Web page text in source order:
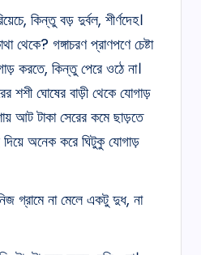
কিন্তু বড় দুর্বল, শীর্ণদেহ।
থেকে? গঙ্গাচরণ প্রাণপণে চেষ্টা
করতে, কিন্তু পেরে ওঠে না।
শশী ঘোষের বাড়ী থেকে যোগাড়
আট টাকা সেরের কমে ছাড়তে
দিয়ে অনেক করে ঘিটুকু যোগাড়
গ্রামে না মেলে একটু দুধ, না